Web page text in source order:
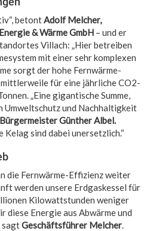
betontAdolf Melcher,
& Wärme GmbH – und er
Villach: „Hier betreiben
mit einer sehr komplexen
sorgt der hohe Fernwärme-
für eine jährliche CO2-
„Eine gigantische Summe,
Umweltschutz und Nachhaltigkeit
Bürgermeister Günther Albel.
Kelag sind dabei unersetzlich.“
die Fernwärme-Effizienz weiter
werden unsere Erdgaskessel für
Kilowattstunden weniger
diese Energie aus Abwärme und
sagtGeschäftsführer Melcher.